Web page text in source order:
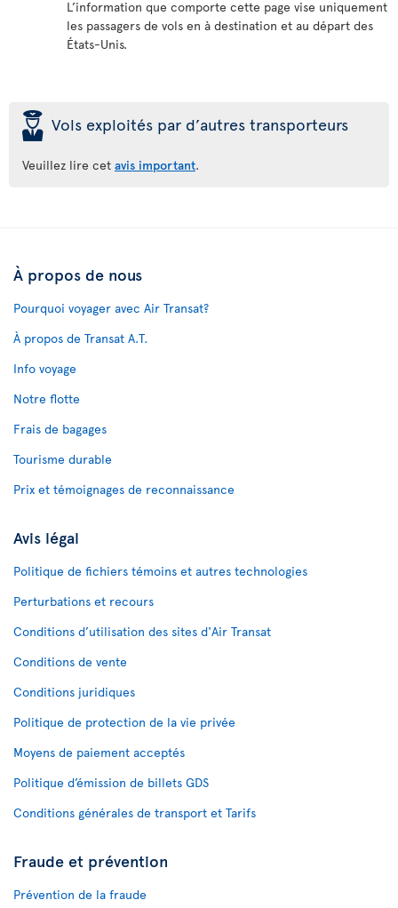
L’information que comporte cette page vise uniquement
les passagers de vols en à destination et au départ des
États-Unis.
þ Vols exploités par d’autres transporteurs
Veuillez lire cet avis important.
À propos de nous
Pourquoi voyager avec Air Transat?
À propos de Transat A.T.
Info voyage
Notre flotte
Frais de bagages
Tourisme durable
Prix et témoignages de reconnaissance
Avis légal
Politique de fichiers témoins et autres technologies
Perturbations et recours
Conditions d’utilisation des sites d'Air Transat
Conditions de vente
Conditions juridiques
Politique de protection de la vie privée
Moyens de paiement acceptés
Politique d’émission de billets GDS
Conditions générales de transport et Tarifs
Fraude et prévention
Prévention de la fraude